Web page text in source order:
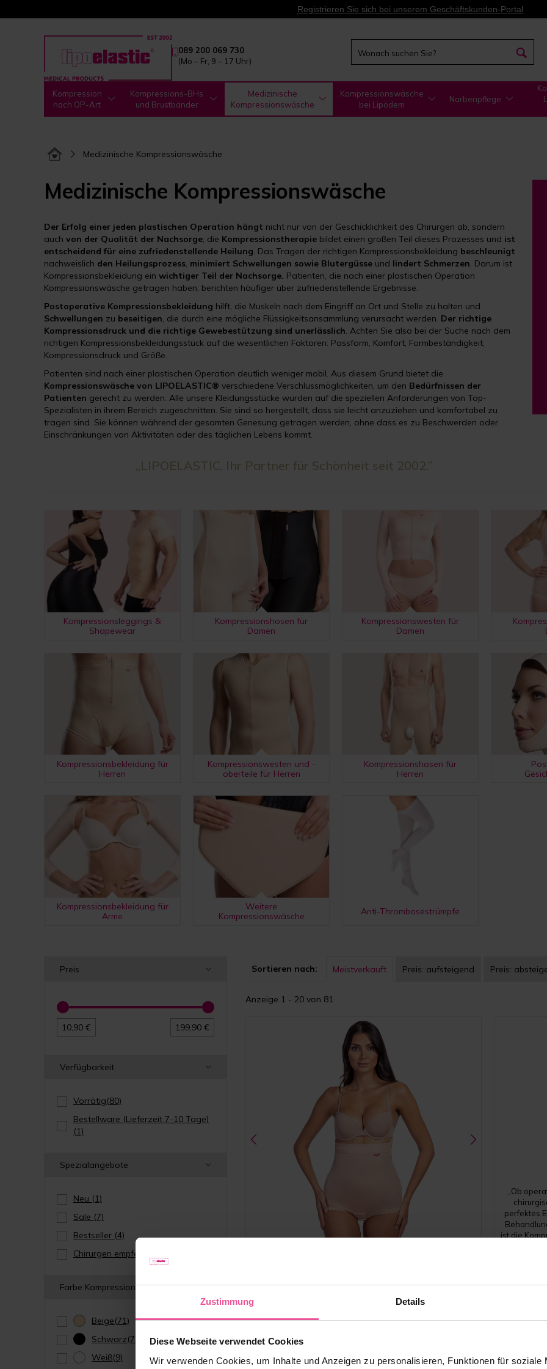
Zustimmung Details
Diese Webseite verwendet Cookies
Wir verwenden Cookies, um Inhalte und Anzeigen zu personalisieren, Funktionen für soziale
Registrieren Sie sich bei unserem Geschäftskunden-Portal
089 200 069 730
(Mo – Fr, 9 – 17 Uhr)
Kompression
nach OP-Art
Kompressions-BHs
und Brustbänder
Medizinische
Kompressionswäsche
Kompressionswäsche
bei Lipödem
Narbenpflege
Medizinische Kompressionswäsche
Medizinische Kompressionswäsche
Der Erfolg einer jeden plastischen Operation hängt nicht nur von der Geschicklichkeit des Chirurgen ab, sondern
auch von der Qualität der Nachsorge; die Kompressionstherapie bildet einen großen Teil dieses Prozesses und ist
entscheidend für eine zufriedenstellende Heilung. Das Tragen der richtigen Kompressionsbekleidung beschleunigt
nachweislich den Heilungsprozess, minimiert Schwellungen sowie Blutergüsse und lindert Schmerzen. Darum ist
Kompressionsbekleidung ein wichtiger Teil der Nachsorge. Patienten, die nach einer plastischen Operation
Kompressionswäsche getragen haben, berichten häufiger über zufriedenstellende Ergebnisse.
Postoperative Kompressionsbekleidung hilft, die Muskeln nach dem Eingriff an Ort und Stelle zu halten und
Schwellungen zu beseitigen, die durch eine mögliche Flüssigkeitsansammlung verursacht werden. Der richtige
Kompressionsdruck und die richtige Gewebestützung sind unerlässlich. Achten Sie also bei der Suche nach dem
richtigen Kompressionsbekleidungsstück auf die wesentlichen Faktoren: Passform, Komfort, Formbeständigkeit,
Kompressionsdruck und Größe.
Patienten sind nach einer plastischen Operation deutlich weniger mobil. Aus diesem Grund bietet die
Kompressionswäsche von LIPOELASTIC® verschiedene Verschlussmöglichkeiten, um den Bedürfnissen der
Patienten gerecht zu werden. Alle unsere Kleidungsstücke wurden auf die speziellen Anforderungen von Top-
Spezialisten in ihrem Bereich zugeschnitten. Sie sind so hergestellt, dass sie leicht anzuziehen und komfortabel zu
tragen sind. Sie können während der gesamten Genesung getragen werden, ohne dass es zu Beschwerden oder
Einschränkungen von Aktivitäten oder des täglichen Lebens kommt.
„LIPOELASTIC, Ihr Partner für Schönheit seit 2002.”
Kompressionsleggings &
Shapewear
Kompressionshosen für
Damen
Kompressionswesten für
Damen
Kompressionsbekleidung für
Herren
Kompressionswesten und -
oberteile für Herren
Kompressionshosen für
Herren
Kompressionsbekleidung für
Arme
Weitere
Kompressionswäsche
Anti-Thrombosestrümpfe
Preis
10,90 € 199,90 €
Verfügbarkeit
Vorrätig(80)
Bestellware (Lieferzeit 7-10 Tage)
(1)
Spezialangebote
Neu (1)
Sale (7)
Bestseller (4)
Chirurgen empfehlen
Farbe Kompressionswäsche
Beige(71)
Schwarz(73)
Weiß(9)
Sortieren nach: Meistverkauft Preis: aufsteigend Preis:
Anzeige 1 - 20 von 81
Kompressionsmieder - seitlicher Reißverschluss,
„Ob
perfektes
ist die
meinen